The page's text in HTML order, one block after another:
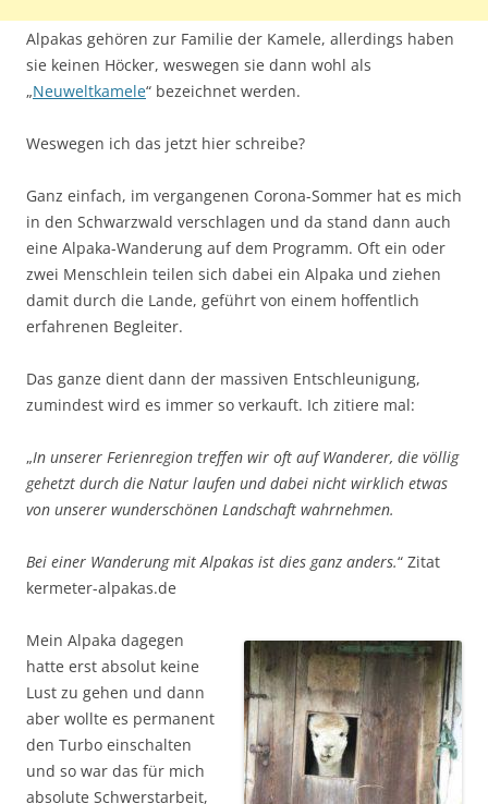
Alpakas gehören zur Familie der Kamele, allerdings haben
sie keinen Höcker, weswegen sie dann wohl als
„Neuweltkamele“ bezeichnet werden.
Weswegen ich das jetzt hier schreibe?
Ganz einfach, im vergangenen Corona-Sommer hat es mich
in den Schwarzwald verschlagen und da stand dann auch
eine Alpaka-Wanderung auf dem Programm. Oft ein oder
zwei Menschlein teilen sich dabei ein Alpaka und ziehen
damit durch die Lande, geführt von einem hoffentlich
erfahrenen Begleiter.
Das ganze dient dann der massiven Entschleunigung,
zumindest wird es immer so verkauft. Ich zitiere mal:
„In unserer Ferienregion treffen wir oft auf Wanderer, die völlig
gehetzt durch die Natur laufen und dabei nicht wirklich etwas
von unserer wunderschönen Landschaft wahrnehmen.
Bei einer Wanderung mit Alpakas ist dies ganz anders.“ Zitat
kermeter-alpakas.de
Mein Alpaka dagegen
hatte erst absolut keine
Lust zu gehen und dann
aber wollte es permanent
den Turbo einschalten
und so war das für mich
absolute Schwerstarbeit,